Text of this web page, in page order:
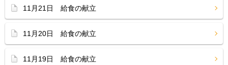
11月21日 給食の献立
11月20日 給食の献立
11月19日 給食の献立